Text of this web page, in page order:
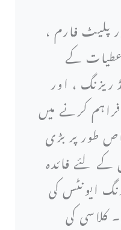
پلیٹ فارم ،
کے
ریزنگ ، اور
کرنے میں
طور پر بڑی
کے لئے فائدہ
ایونٹس کی
کلاسی کی